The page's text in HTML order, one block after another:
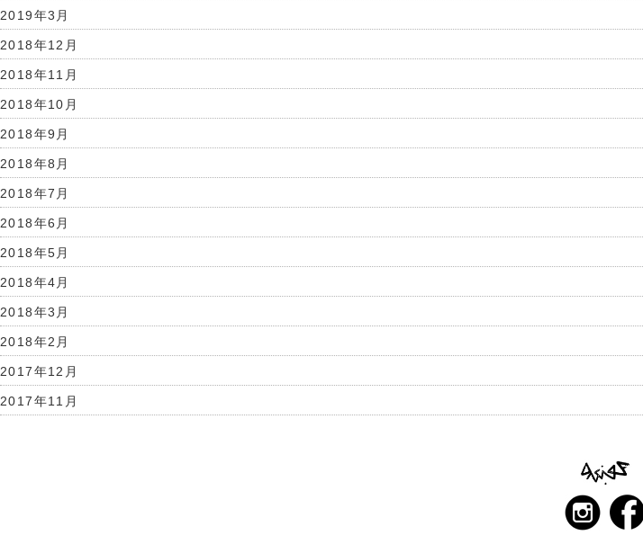
2019年3月
2018年12月
2018年11月
2018年10月
2018年9月
2018年8月
2018年7月
2018年6月
2018年5月
2018年4月
2018年3月
2018年2月
2017年12月
2017年11月